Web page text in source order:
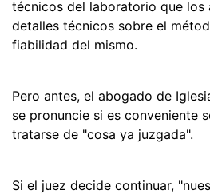
técnicos del laboratorio que los
detalles técnicos sobre el
fiabilidad del mismo.
Pero antes, el abogado de
se pronuncie si es conveniente
tratarse de "cosa ya juzgada".
Si el juez decide continuar,